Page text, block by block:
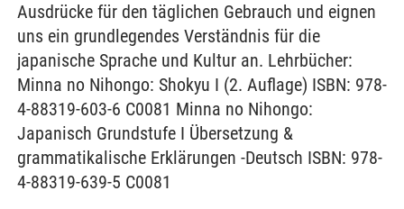
Ausdrücke für den täglichen Gebrauch und eignen
uns ein grundlegendes Verständnis für die
japanische Sprache und Kultur an. Lehrbücher:
Minna no Nihongo: Shokyu I (2. Auflage) ISBN: 978-
4-88319-603-6 C0081 Minna no Nihongo:
Japanisch Grundstufe I Übersetzung &
grammatikalische Erklärungen -Deutsch ISBN: 978-
4-88319-639-5 C0081